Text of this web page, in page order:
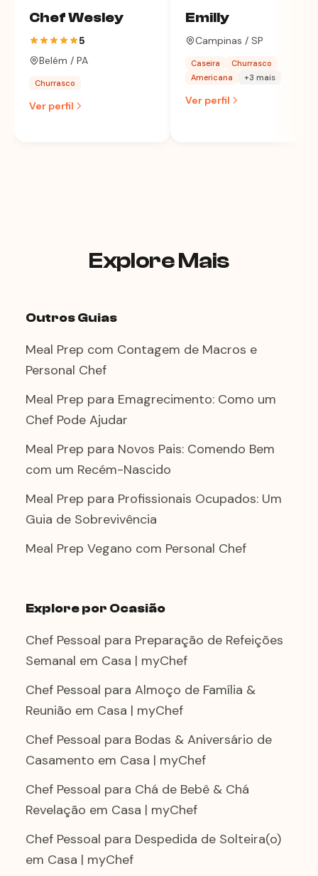
Chef Wesley
5
Belém / PA
Churrasco
Ver perfil
Emilly
Campinas / SP
Caseira
Churrasco
Americana
+3 mais
Ver perfil
Explore Mais
Outros Guias
Meal Prep com Contagem de Macros e
Personal Chef
Meal Prep para Emagrecimento: Como um
Chef Pode Ajudar
Meal Prep para Novos Pais: Comendo Bem
com um Recém-Nascido
Meal Prep para Profissionais Ocupados: Um
Guia de Sobrevivência
Meal Prep Vegano com Personal Chef
Explore por Ocasião
Chef Pessoal para Preparação de Refeições
Semanal em Casa | myChef
Chef Pessoal para Almoço de Família &
Reunião em Casa | myChef
Chef Pessoal para Bodas & Aniversário de
Casamento em Casa | myChef
Chef Pessoal para Chá de Bebê & Chá
Revelação em Casa | myChef
Chef Pessoal para Despedida de Solteira(o)
em Casa | myChef